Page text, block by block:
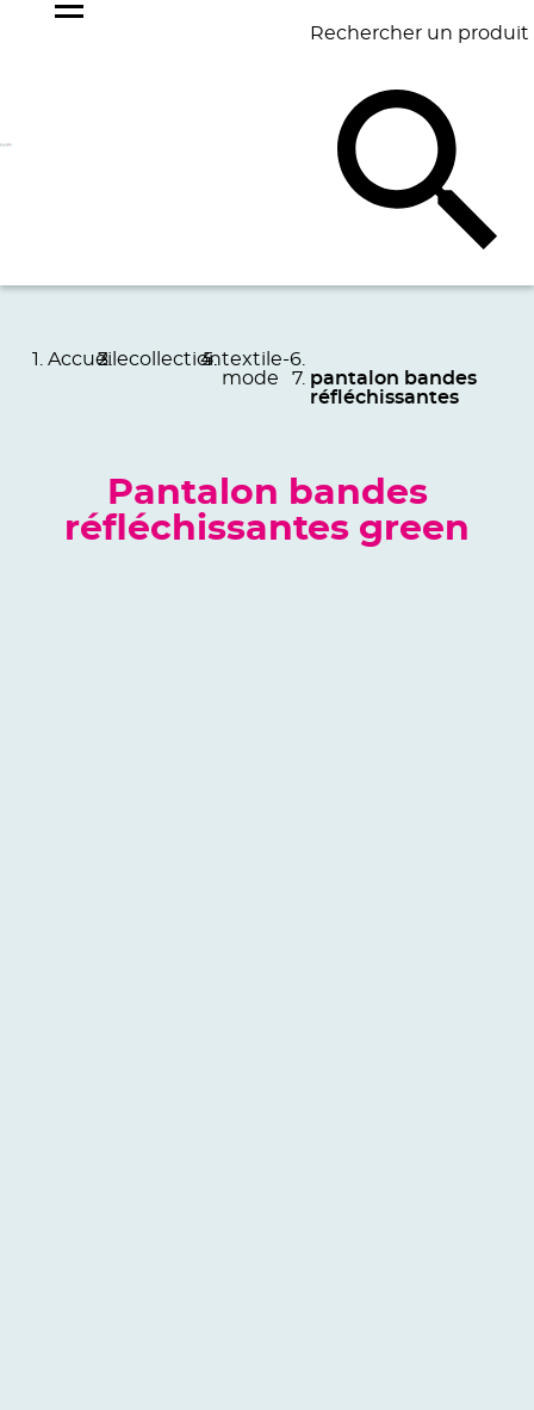
Rechercher un produit
BAGAGERIE BUREAU
Accueil ecollectiontextile-
mode
pantalon bandes
réfléchissantes
Pantalon bandes
réfléchissantes green